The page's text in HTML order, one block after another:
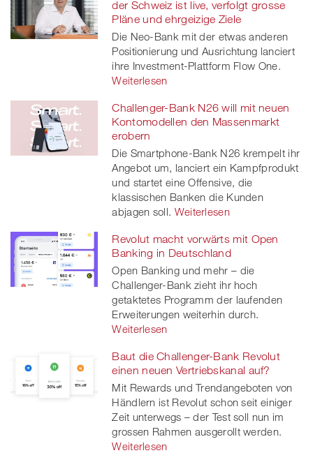
der Schweiz ist live, verfolgt grosse
Pläne und ehrgeizige Ziele
Die Neo-Bank mit der etwas anderen
Positionierung und Ausrichtung lanciert
ihre Investment-Plattform Flow One.
Weiterlesen
Challenger-Bank N26 will mit neuen
Kontomodellen den Massenmarkt
erobern
Die Smartphone-Bank N26 krempelt ihr
Angebot um, lanciert ein Kampfprodukt
und startet eine Offensive, die
klassischen Banken die Kunden
abjagen soll. Weiterlesen
Revolut macht vorwärts mit Open
Banking in Deutschland
Open Banking und mehr – die
Challenger-Bank zieht ihr hoch
getaktetes Programm der laufenden
Erweiterungen weiterhin durch.
Weiterlesen
Baut die Challenger-Bank Revolut
einen neuen Vertriebskanal auf?
Mit Rewards und Trendangeboten von
Händlern ist Revolut schon seit einiger
Zeit unterwegs – der Test soll nun im
grossen Rahmen ausgerollt werden.
Weiterlesen